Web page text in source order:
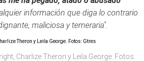
información que diga lo contrario
maliciosa y temeraria".
Charlize Theron y Leila George. Fotos: